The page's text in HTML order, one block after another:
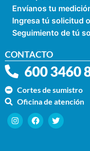
Envíanos tu
Ingresa tú solicitud
Seguimiento de tú
CONTACTO
600 3460
Cortes de sumistro
Oficina de atención